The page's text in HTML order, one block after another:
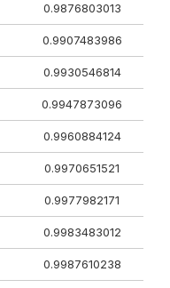
0.9876803013
0.9907483986
0.9930546814
0.9947873096
0.9960884124
0.9970651521
0.9977982171
0.9983483012
0.9987610238